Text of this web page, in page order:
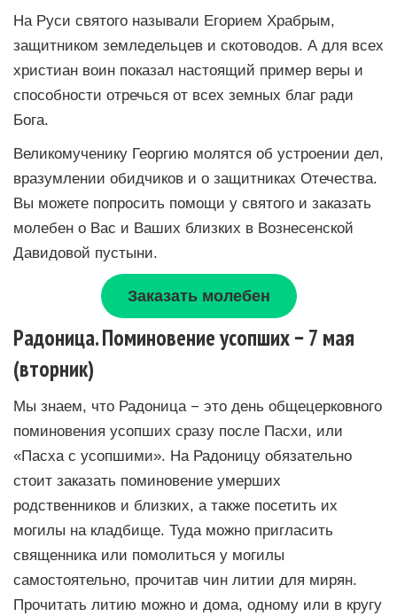
На Руси святого называли Егорием Храбрым,
защитником земледельцев и скотоводов. А для всех
христиан воин показал настоящий пример веры и
способности отречься от всех земных благ ради
Бога.
Великомученику Георгию молятся об устроении дел,
вразумлении обидчиков и о защитниках Отечества.
Вы можете попросить помощи у святого и заказать
молебен о Вас и Ваших близких в Вознесенской
Давидовой пустыни.
Заказать молебен
Радоница. Поминовение усопших − 7 мая
(вторник)
Мы знаем, что Радоница − это день общецерковного
поминовения усопших сразу после Пасхи, или
«Пасха с усопшими». На Радоницу обязательно
стоит заказать поминовение умерших
родственников и близких, а также посетить их
могилы на кладбище. Туда можно пригласить
священника или помолиться у могилы
самостоятельно, прочитав чин литии для мирян.
Прочитать литию можно и дома, одному или в кругу